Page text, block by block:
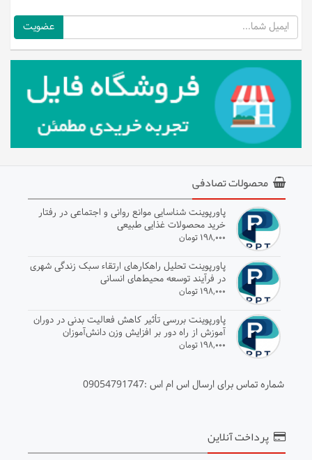
ایمیل
محصولات تصادفی
پاورپوینت شناسایی موانع روانی و اجتماعی در رفتار
خرید محصولات غذایی طبیعی
۱۹۸,۰۰۰ تومان
پاورپوینت تحلیل راهکارهای ارتقاء سبک زندگی شهری
در فرآیند توسعه محیط‌های انسانی
۱۹۸,۰۰۰ تومان
پاورپوینت بررسی تأثیر کاهش فعالیت بدنی در دوران
آموزش از راه دور بر افزایش وزن دانش‌آموزان
۱۹۸,۰۰۰ تومان
شماره تماس برای ارسال اس ام اس :09054791747
پرداخت آنلاین